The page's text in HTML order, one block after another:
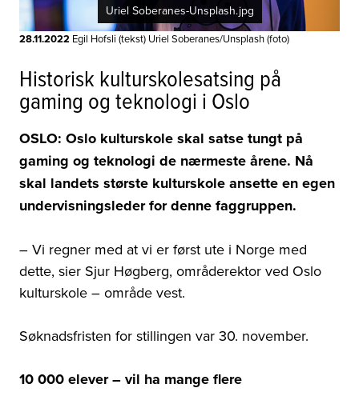
Uriel Soberanes-Unsplash.jpg
28.11.2022 Egil Hofsli (tekst) Uriel Soberanes/Unsplash (foto)
Historisk kulturskolesatsing på
gaming og teknologi i Oslo
OSLO: Oslo kulturskole skal satse tungt på
gaming og teknologi de nærmeste årene. Nå
skal landets største kulturskole ansette en egen
undervisningsleder for denne faggruppen.
– Vi regner med at vi er først ute i Norge med
dette, sier Sjur Høgberg, områderektor ved Oslo
kulturskole – område vest.
Søknadsfristen for stillingen var 30. november.
10 000 elever – vil ha mange flere